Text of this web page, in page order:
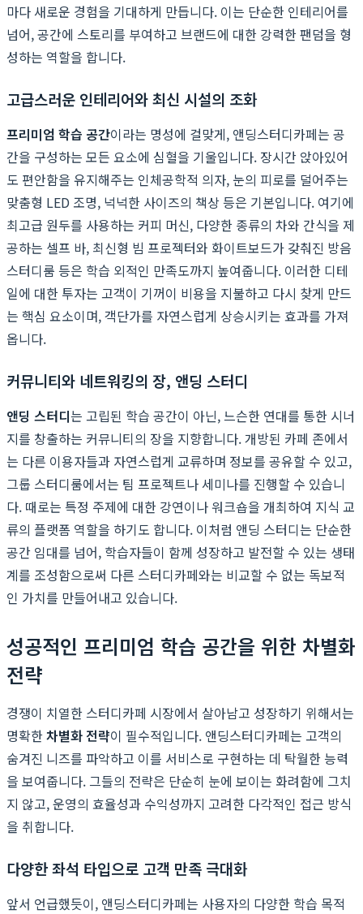
마다 새로운 경험을 기대하게 만듭니다. 이는 단순한 인테리어를
넘어, 공간에 스토리를 부여하고 브랜드에 대한 강력한 팬덤을 형
성하는 역할을 합니다.
고급스러운 인테리어와 최신 시설의 조화
프리미엄 학습 공간이라는 명성에 걸맞게, 앤딩스터디카페는 공
간을 구성하는 모든 요소에 심혈을 기울입니다. 장시간 앉아있어
도 편안함을 유지해주는 인체공학적 의자, 눈의 피로를 덜어주는
맞춤형 LED 조명, 넉넉한 사이즈의 책상 등은 기본입니다. 여기에
최고급 원두를 사용하는 커피 머신, 다양한 종류의 차와 간식을 제
공하는 셀프 바, 최신형 빔 프로젝터와 화이트보드가 갖춰진 방음
스터디룸 등은 학습 외적인 만족도까지 높여줍니다. 이러한 디테
일에 대한 투자는 고객이 기꺼이 비용을 지불하고 다시 찾게 만드
는 핵심 요소이며, 객단가를 자연스럽게 상승시키는 효과를 가져
옵니다.
커뮤니티와 네트워킹의 장, 앤딩 스터디
앤딩 스터디는 고립된 학습 공간이 아닌, 느슨한 연대를 통한 시너
지를 창출하는 커뮤니티의 장을 지향합니다. 개방된 카페 존에서
는 다른 이용자들과 자연스럽게 교류하며 정보를 공유할 수 있고,
그룹 스터디룸에서는 팀 프로젝트나 세미나를 진행할 수 있습니
다. 때로는 특정 주제에 대한 강연이나 워크숍을 개최하여 지식 교
류의 플랫폼 역할을 하기도 합니다. 이처럼 앤딩 스터디는 단순한
공간 임대를 넘어, 학습자들이 함께 성장하고 발전할 수 있는 생태
계를 조성함으로써 다른 스터디카페와는 비교할 수 없는 독보적
인 가치를 만들어내고 있습니다.
성공적인 프리미엄 학습 공간을 위한 차별화
전략
경쟁이 치열한 스터디카페 시장에서 살아남고 성장하기 위해서는
명확한차별화 전략이 필수적입니다. 앤딩스터디카페는 고객의
숨겨진 니즈를 파악하고 이를 서비스로 구현하는 데 탁월한 능력
을 보여줍니다. 그들의 전략은 단순히 눈에 보이는 화려함에 그치
지 않고, 운영의 효율성과 수익성까지 고려한 다각적인 접근 방식
을 취합니다.
다양한 좌석 타입으로 고객 만족 극대화
앞서 언급했듯이, 앤딩스터디카페는 사용자의 다양한 학습 목적